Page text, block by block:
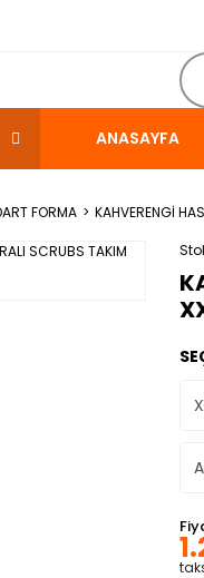
ANASAYFA
FORMA
KAHVERENGİ